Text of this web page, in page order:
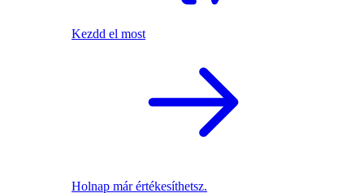
Kezdd el most
Holnap már értékesíthetsz.